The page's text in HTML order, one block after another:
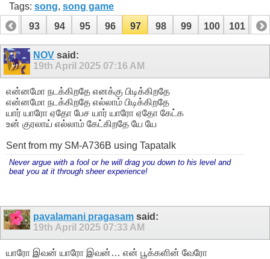
Tags: song, song game
92
93 94 95 96 97 98 99 100 101 102
112 113NOV said:
19th April 2025 07:16 AM
என்னமோ நடக்கிறதே எனக்கு பிடிக்கிறதே
என்னமோ நடக்கிறதே எல்லாம் பிடிக்கிறதே
யார் யாரோ ஏதோ பேச யார் யாரோ ஏதோ கேட்க
உன் குரலாய் எல்லாம் கேட்கிறதே யே யே
Sent from my SM-A736B using Tapatalk
Never argue with a fool or he will drag you down to his level and
beat you at it through sheer experience!
pavalamani pragasam said:
19th April 2025 07:33 AM
யாரோ இவன் யாரோ இவன்… என் பூக்களின் வேரோ